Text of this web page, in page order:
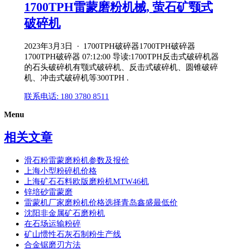
1700TPH雷蒙磨粉机械, 萤石矿颚式
破碎机
2023年3月3日 · 1700TPH破碎器1700TPH破碎器
1700TPH破碎器 07:12:00 导读:1700TPH反击式破碎机器
的石头破碎机有颚式破碎机、反击式破碎机、圆锥破碎
机、冲击式破碎机等300TPH .
联系电话: 180 3780 8511
Menu
相关文章
滑石粉雷蒙磨粉机参数及报价
上海小型粉碎机价格
上海矿石石料欧版磨粉机MTW46机
锌培砂雷蒙磨
雷蒙机厂家磨粉机价格选择青岛鑫盛最低价
沈阳非金属矿石磨粉机
在石场运输粉碎
矿山惯性石灰石制粉生产线
合金锯磨刃方法